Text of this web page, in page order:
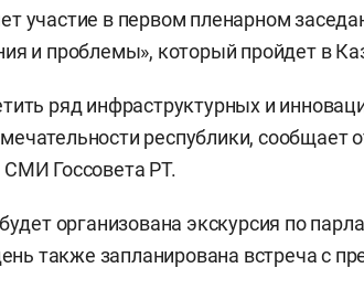
участие в первом пленарном
и проблемы», который пройдет в
ряд инфраструктурных и
республики, сообщает
Госсовета РТ.
организована экскурсия по
также запланирована встреча с